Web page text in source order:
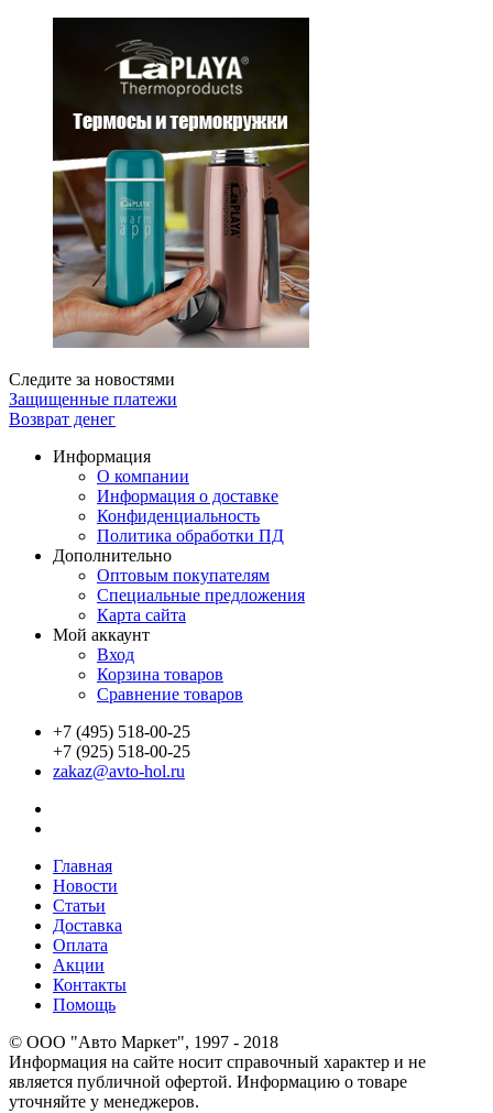
Следите за новостями
Защищенные платежи
Возврат денег
Информация
О компании
Информация о доставке
Конфиденциальность
Политика обработки ПД
Дополнительно
Оптовым покупателям
Специальные предложения
Карта сайта
Мой аккаунт
Вход
Корзина товаров
Сравнение товаров
+7 (495) 518-00-25
+7 (925) 518-00-25
zakaz@avto-hol.ru
Главная
Новости
Статьи
Доставка
Оплата
Акции
Контакты
Помощь
© OOO "Авто Маркет", 1997 - 2018
Информация на сайте носит справочный характер и не
является публичной офертой. Информацию о товаре
уточняйте у менеджеров.